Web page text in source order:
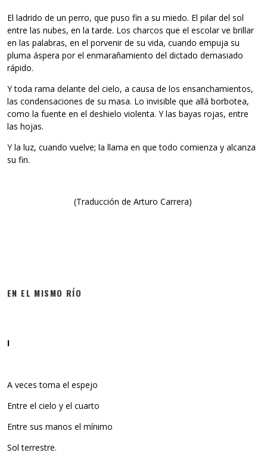
El ladrido de un perro, que puso fin a su miedo. El pilar del sol
entre las nubes, en la tarde. Los charcos que el escolar ve brillar
en las palabras, en el porvenir de su vida, cuando empuja su
pluma áspera por el enmarañamiento del dictado demasiado
rápido.
Y toda rama delante del cielo, a causa de los ensanchamientos,
las condensaciones de su masa. Lo invisible que allá borbotea,
como la fuente en el deshielo violenta. Y las bayas rojas, entre
las hojas.
Y la luz, cuando vuelve; la llama en que todo comienza y alcanza
su fin.
(Traducción de Arturo Carrera)
EN EL MISMO RÍO
I
A veces toma el espejo
Entre el cielo y el cuarto
Entre sus manos el mínimo
Sol terrestre.